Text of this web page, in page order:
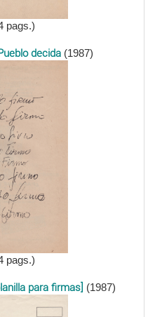
pags.)
decida (1987)
pags.)
para firmas] (1987)